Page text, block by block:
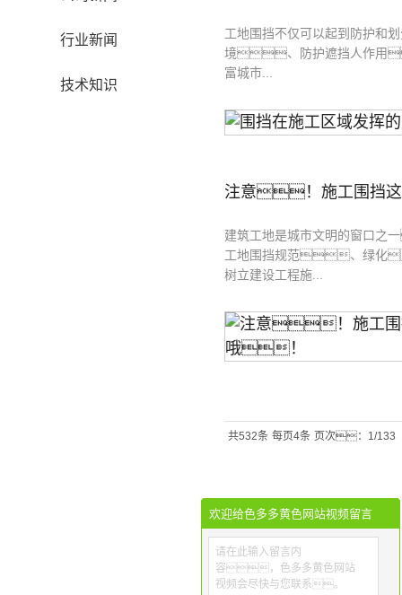
行业新闻
技术知识
工地围挡不仅可以起到防护和
境、防护遮挡人作用
富城市...
注意！施工围挡这
建筑工地是城市文明的窗口
工地围挡规范、绿化
树立建设工程施...
共532条 每页4条 页次：1/133
欢迎给色多多黄色网站视频留言
请在此输入留言内
容，色多多黄色网站
视频会尽快与您联系。